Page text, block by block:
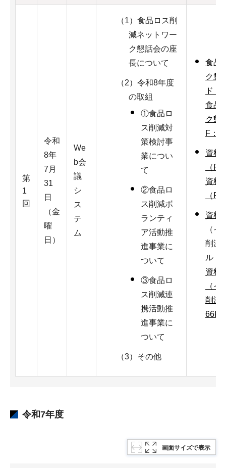
第
1
回
令和
8年
7月
31
日
（金
曜
日）
We
b会
議
シ
ス
テ
ム
（1）食品ロス削
減ネットワー
ク懇話会の座
長について
（2）令和8年度
の取組
①食品ロ
ス削減対
策検討事
業につい
て
②食品ロ
ス削減ボ
ランティ
ア活動推
進事業に
ついて
③食品ロ
ス削減連
携活動推
進事業に
ついて
（3）その他
食品
ク懇
ド：
食品
ク懇
F：
資料
（
資料
（
資
（
削減
ル：
資料
（
削減
令和7年度
画面サイズで表示